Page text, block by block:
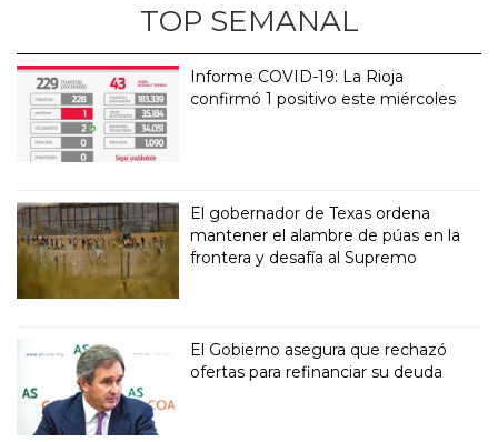
TOP SEMANAL
Informe COVID-19: La Rioja
confirmó 1 positivo este miércoles
El gobernador de Texas ordena
mantener el alambre de púas en la
frontera y desafía al Supremo
El Gobierno asegura que rechazó
ofertas para refinanciar su deuda